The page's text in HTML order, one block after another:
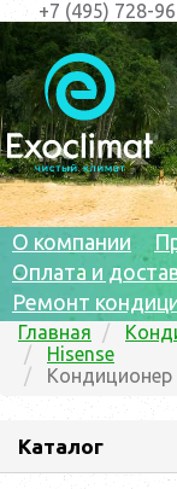
+7 (495) 728-
О компании
Оплата и
Ремонт
Главная
Hisense
Кондиционер
Каталог